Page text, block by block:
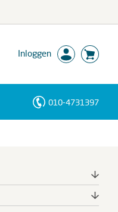
Inloggen
010-4731397